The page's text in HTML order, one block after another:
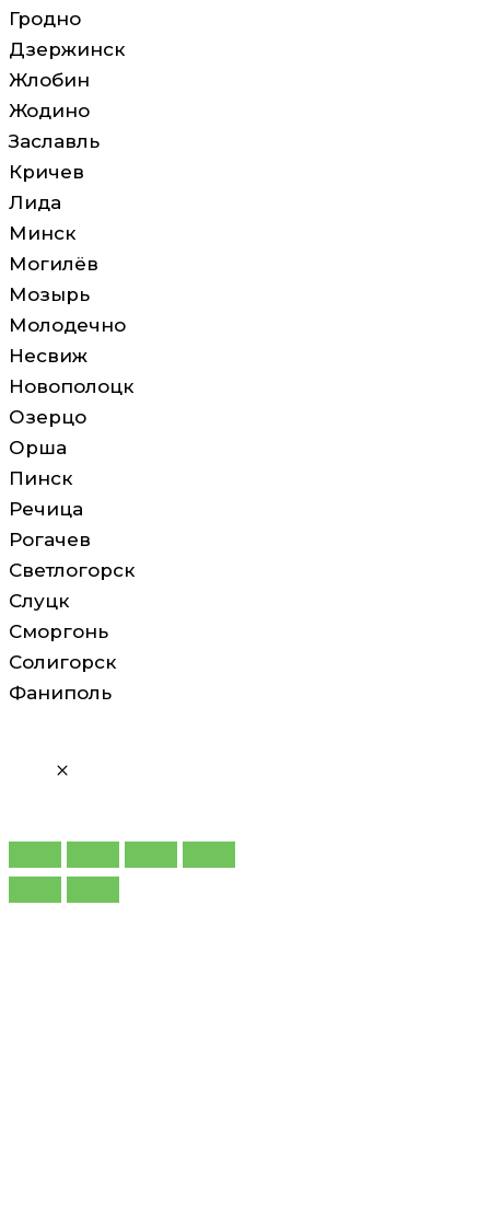
Гродно
Дзержинск
Жлобин
Жодино
Заславль
Кричев
Лида
Минск
Могилёв
Мозырь
Молодечно
Несвиж
Новополоцк
Озерцо
Орша
Пинск
Речица
Рогачев
Светлогорск
Слуцк
Сморгонь
Солигорск
Фаниполь